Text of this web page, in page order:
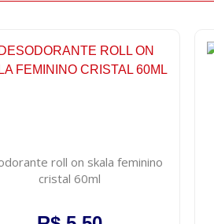
roll on skala feminino
cristal 60ml